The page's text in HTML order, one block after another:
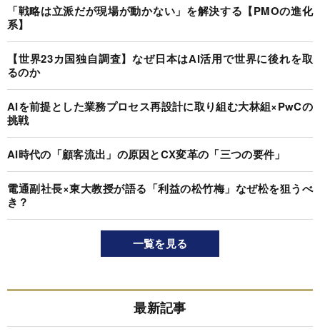
「戦略は立派だが現場が動かない」を解決する【PMOの進化
系】
【世界23カ国独自調査】なぜ日本はAI活用で世界に後れを取
るのか
AIを前提とした業務プロセス再設計に取り組む大林組×PwCの
挑戦
AI時代の「顧客流出」の原因とCX変革の「三つの要件」
電通副社長×東大教授が語る「利益の松竹梅」なぜ松を狙うべ
き？
一覧を見る
最新記事